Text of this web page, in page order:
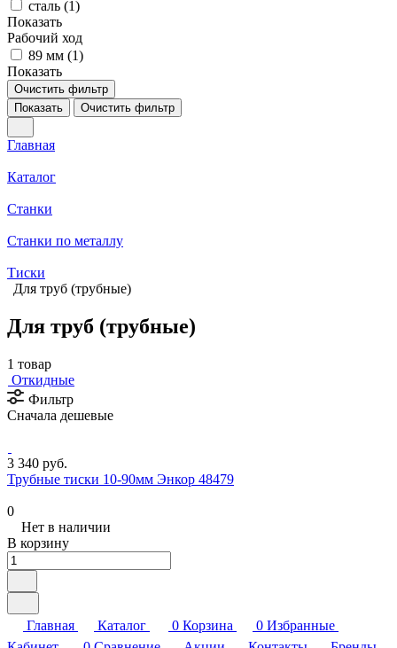
сталь (1)
Показать
Рабочий ход
89 мм (1)
Показать
Очистить фильтр
Показать
Очистить фильтр
Главная
Каталог
Станки
Станки по металлу
Тиски
Для труб (трубные)
Для труб (трубные)
1 товар
Откидные
Фильтр
Сначала дешевые
3 340 руб.
Трубные тиски 10-90мм Энкор 48479
0
Нет в наличии
В корзину
Главная Каталог 0 Корзина 0 Избранные